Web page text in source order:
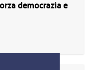
democrazia e